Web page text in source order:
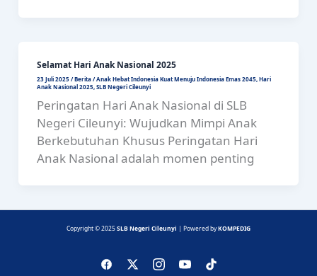
Selamat Hari Anak Nasional 2025
23 Juli 2025/Berita/Anak Hebat Indonesia Kuat Menuju Indonesia Emas 2045,Hari
Anak Nasional 2025,SLB Negeri Cileunyi
Peringatan Hari Anak Nasional di SLB
Negeri Cileunyi: Wujudkan Mimpi Anak
Berkebutuhan Khusus Peringatan Hari
Anak Nasional adalah momen penting
Copyright © 2025SLB Negeri Cileunyi | Powered byKOMPEDIG